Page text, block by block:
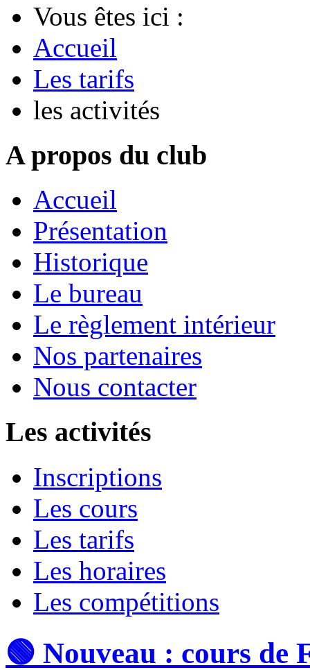
Vous êtes ici :
Accueil
Les tarifs
les activités
A propos du club
Accueil
Présentation
Historique
Le bureau
Le règlement intérieur
Nos partenaires
Nous contacter
Les activités
Inscriptions
Les cours
Les tarifs
Les horaires
Les compétitions
🟢 Nouveau : cours de